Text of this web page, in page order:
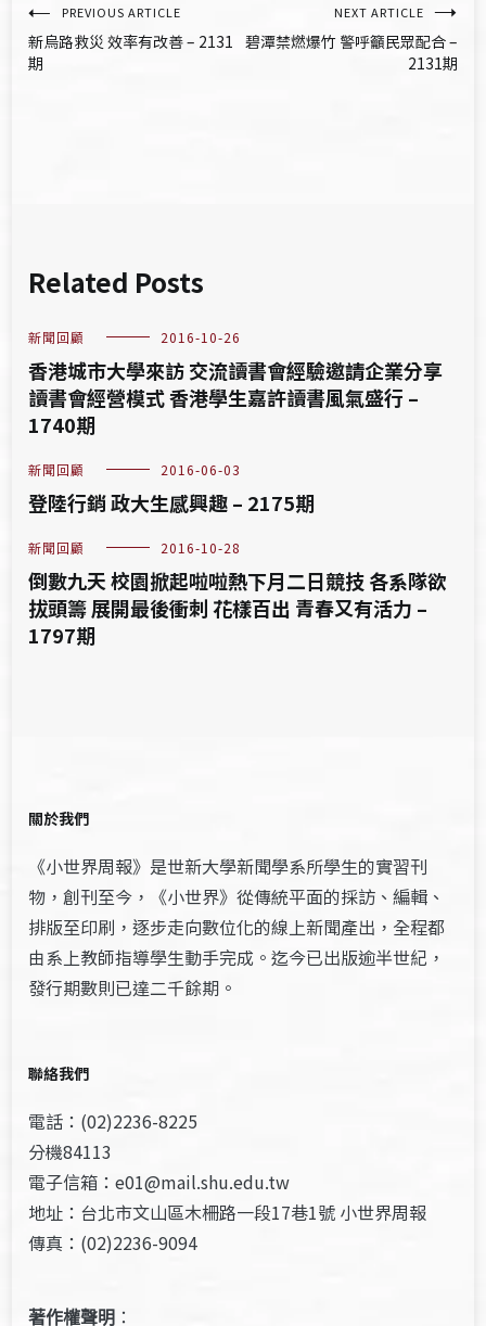
文
章
PREVIOUS ARTICLE
新烏路救災 效率有改善 – 2131
期
NEXT ARTICLE
碧潭禁燃爆竹 警呼籲民眾配合 –
2131期
Related Posts
新聞回顧 2016-10-26
香港城市大學來訪 交流讀書會經驗邀請企業分享
讀書會經營模式 香港學生嘉許讀書風氣盛行 –
1740期
新聞回顧 2016-06-03
登陸行銷 政大生感興趣 – 2175期
新聞回顧 2016-10-28
倒數九天 校園掀起啦啦熱下月二日競技 各系隊欲
拔頭籌 展開最後衝刺 花樣百出 青春又有活力 –
1797期
關於我們
《小世界周報》是世新大學新聞學系所學生的實習刊
物，創刊至今，《小世界》從傳統平面的採訪、編輯、
排版至印刷，逐步走向數位化的線上新聞產出，全程都
由系上教師指導學生動手完成。迄今已出版逾半世紀，
發行期數則已達二千餘期。
聯絡我們
電話：(02)2236-8225
分機84113
電子信箱：e01@mail.shu.edu.tw
地址：台北市文山區木柵路一段17巷1號 小世界周報
傳真：(02)2236-9094
著作權聲明 ：